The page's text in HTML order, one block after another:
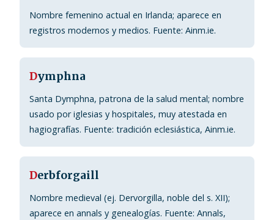
Nombre femenino actual en Irlanda; aparece en
registros modernos y medios. Fuente: Ainm.ie.
Dymphna
Santa Dymphna, patrona de la salud mental; nombre
usado por iglesias y hospitales, muy atestada en
hagiografías. Fuente: tradición eclesiástica, Ainm.ie.
Derbforgaill
Nombre medieval (ej. Dervorgilla, noble del s. XII);
aparece en annals y genealogías. Fuente: Annals,